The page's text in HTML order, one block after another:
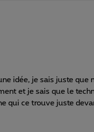
idée, je sais juste que
et je sais que le
qui ce trouve juste